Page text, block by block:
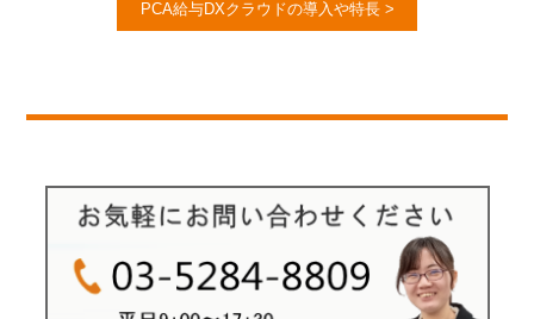
PCA給与DXクラウドの導入や特長 >